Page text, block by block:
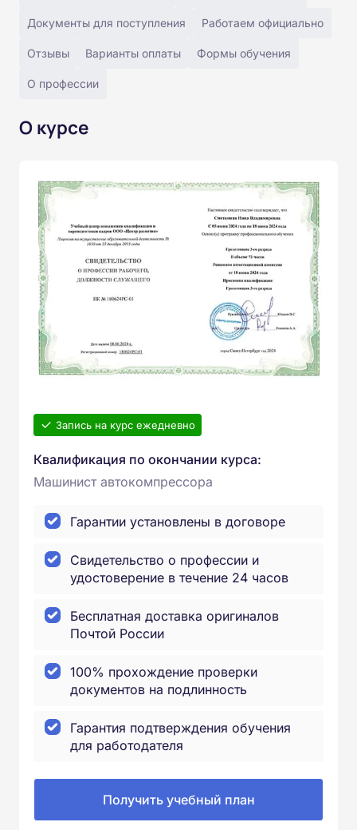
Документы для поступления Работаем официально
Отзывы Варианты оплаты Формы обучения
О профессии
О курсе
Запись на курс ежедневно
Квалификация по окончании курса:
Машинист автокомпрессора
Гарантии установлены в договоре
Свидетельство о профессии и
удостоверение в течение 24 часов
Бесплатная доставка оригиналов
Почтой России
100% прохождение проверки
документов на подлинность
Гарантия подтверждения обучения
для работодателя
Получить учебный план